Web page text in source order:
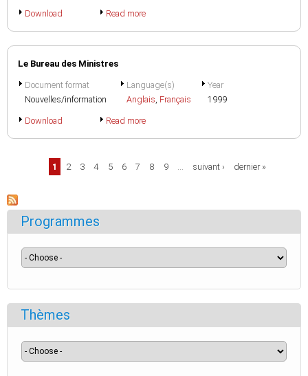
Download Read more
Le Bureau des Ministres
Document format
Nouvelles/information
Language(s)
Anglais, Français
Year
1999
Download Read more
1 2 3 4 5 6 7 8 9 … suivant › dernier »
Programmes
Thèmes